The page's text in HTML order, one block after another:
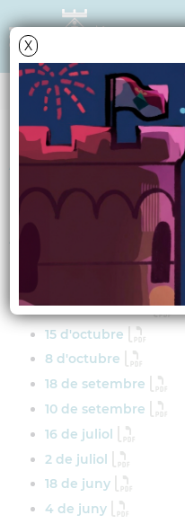
X
Data i hora oficial: 09-08-2026
JUNTES DE GOVERN
ANY 2025
ACTES DE LA JUNTA DE
12 de novembre
15 d'octubre
8 d'octubre
18 de setembre
10 de setembre
16 de juliol
2 de juliol
18 de juny
4 de juny